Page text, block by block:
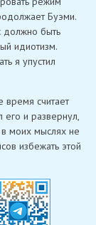
Буэми.
должно быть
идиотизм.
я упустил
время считает
его и развернул,
в моих мыслях не
избежать этой